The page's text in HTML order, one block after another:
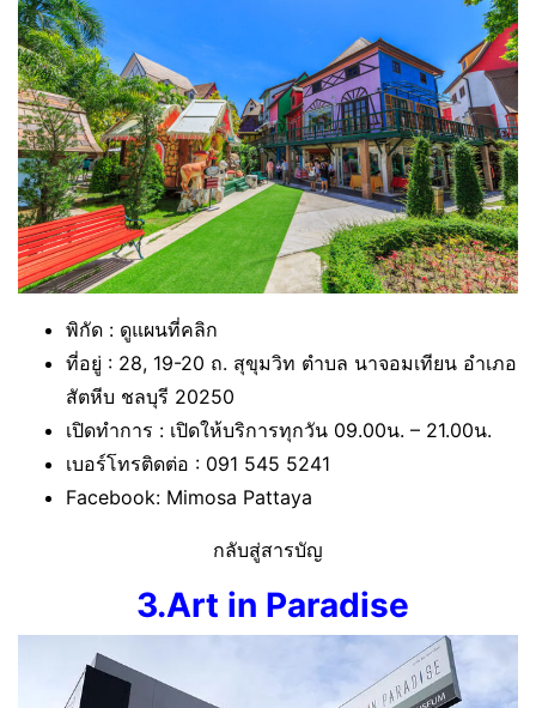
พิกัด : ดูแผนที่คลิก
ที่อยู่ : 28, 19-20 ถ. สุขุมวิท ตำบล นาจอมเทียน อำเภอ
สัตหีบ ชลบุรี 20250
เปิดทำการ : เปิดให้บริการทุกวัน 09.00น. – 21.00น.
เบอร์โทรติดต่อ : 091 545 5241
Facebook: Mimosa Pattaya
กลับสู่สารบัญ
3.Art in Paradise